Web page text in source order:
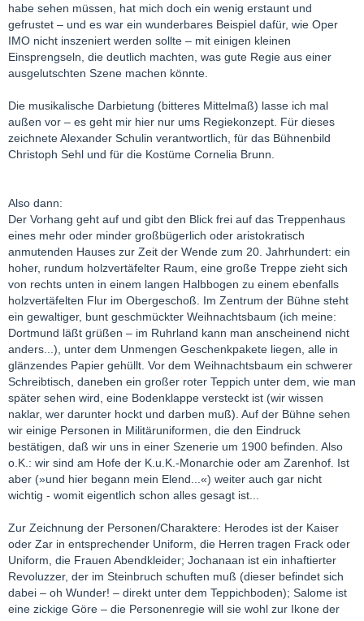
habe sehen müssen, hat mich doch ein wenig erstaunt und
gefrustet – und es war ein wunderbares Beispiel dafür, wie Oper
IMO nicht inszeniert werden sollte – mit einigen kleinen
Einsprengseln, die deutlich machten, was gute Regie aus einer
ausgelutschten Szene machen könnte.
Die musikalische Darbietung (bitteres Mittelmaß) lasse ich mal
außen vor – es geht mir hier nur ums Regiekonzept. Für dieses
zeichnete Alexander Schulin verantwortlich, für das Bühnenbild
Christoph Sehl und für die Kostüme Cornelia Brunn.
Also dann:
Der Vorhang geht auf und gibt den Blick frei auf das Treppenhaus
eines mehr oder minder großbügerlich oder aristokratisch
anmutenden Hauses zur Zeit der Wende zum 20. Jahrhundert: ein
hoher, rundum holzvertäfelter Raum, eine große Treppe zieht sich
von rechts unten in einem langen Halbbogen zu einem ebenfalls
holzvertäfelten Flur im Obergeschoß. Im Zentrum der Bühne steht
ein gewaltiger, bunt geschmückter Weihnachtsbaum (ich meine:
Dortmund läßt grüßen – im Ruhrland kann man anscheinend nicht
anders...), unter dem Unmengen Geschenkpakete liegen, alle in
glänzendes Papier gehüllt. Vor dem Weihnachtsbaum ein schwerer
Schreibtisch, daneben ein großer roter Teppich unter dem, wie man
später sehen wird, eine Bodenklappe versteckt ist (wir wissen
naklar, wer darunter hockt und darben muß). Auf der Bühne sehen
wir einige Personen in Militäruniformen, die den Eindruck
bestätigen, daß wir uns in einer Szenerie um 1900 befinden. Also
o.K.: wir sind am Hofe der K.u.K.-Monarchie oder am Zarenhof. Ist
aber (»und hier begann mein Elend...«) weiter auch gar nicht
wichtig - womit eigentlich schon alles gesagt ist...
Zur Zeichnung der Personen/Charaktere: Herodes ist der Kaiser
oder Zar in entsprechender Uniform, die Herren tragen Frack oder
Uniform, die Frauen Abendkleider; Jochanaan ist ein inhaftierter
Revoluzzer, der im Steinbruch schuften muß (dieser befindet sich
dabei – oh Wunder! – direkt unter dem Teppichboden); Salome ist
eine zickige Göre – die Personenregie will sie wohl zur Ikone der